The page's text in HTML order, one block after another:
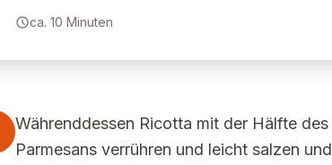
ca. 10 Minuten
Währenddessen Ricotta mit der Hälfte des
Parmesans verrühren und leicht salzen und